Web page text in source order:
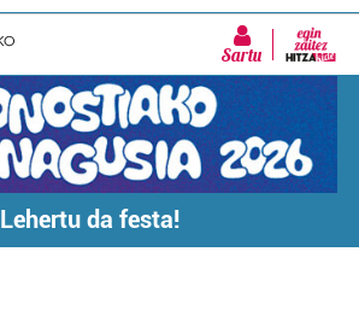
Sartu
Lehertu da festa!